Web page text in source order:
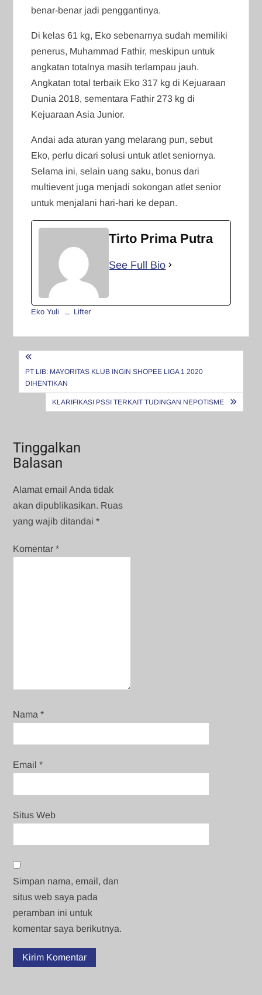
benar-benar jadi penggantinya.
Di kelas 61 kg, Eko sebenarnya sudah memiliki
penerus, Muhammad Fathir, meskipun untuk
angkatan totalnya masih terlampau jauh.
Angkatan total terbaik Eko 317 kg di Kejuaraan
Dunia 2018, sementara Fathir 273 kg di
Kejuaraan Asia Junior.
Andai ada aturan yang melarang pun, sebut
Eko, perlu dicari solusi untuk atlet seniornya.
Selama ini, selain uang saku, bonus dari
multievent juga menjadi sokongan atlet senior
untuk menjalani hari-hari ke depan.
Tirto Prima Putra
See Full Bio
Eko Yuli Lifter
Navigasi
pos
PT LIB: MAYORITAS KLUB INGIN SHOPEE LIGA 1 2020
DIHENTIKAN
KLARIFIKASI PSSI TERKAIT TUDINGAN NEPOTISME
Tinggalkan
Balasan
Alamat email Anda tidak
akan dipublikasikan. Ruas
yang wajib ditandai*
Komentar*
Nama*
Email*
Situs Web
Simpan nama, email, dan
situs web saya pada
peramban ini untuk
komentar saya berikutnya.